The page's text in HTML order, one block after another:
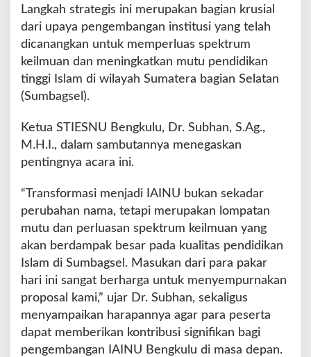
u
u
S
u
k
D
a
r
Langkah strategis ini merupakan bagian krusial
dari upaya pengembangan institusi yang telah
dicanangkan untuk memperluas spektrum
keilmuan dan meningkatkan mutu pendidikan
tinggi Islam di wilayah Sumatera bagian Selatan
(Sumbagsel).
Ketua STIESNU Bengkulu, Dr. Subhan, S.Ag.,
M.H.I., dalam sambutannya menegaskan
pentingnya acara ini.
“Transformasi menjadi IAINU bukan sekadar
perubahan nama, tetapi merupakan lompatan
mutu dan perluasan spektrum keilmuan yang
akan berdampak besar pada kualitas pendidikan
Islam di Sumbagsel. Masukan dari para pakar
hari ini sangat berharga untuk menyempurnakan
proposal kami,” ujar Dr. Subhan, sekaligus
menyampaikan harapannya agar para peserta
dapat memberikan kontribusi signifikan bagi
pengembangan IAINU Bengkulu di masa depan.